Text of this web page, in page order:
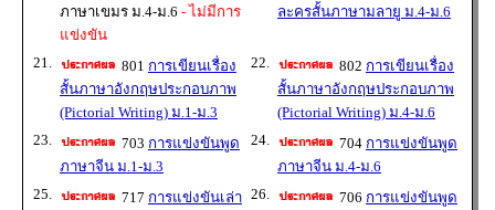
ภาษาเขมร ม.4-ม.6 - ไม่มีการ
แข่งขัน
ละครสั้นภาษามลายู ม.4-ม.6
21. 801 การเขียนเรื่อง
สั้นภาษาอังกฤษประกอบภาพ
(Pictorial Writing) ม.1-ม.3
22. 802 การเขียนเรื่อง
สั้นภาษาอังกฤษประกอบภาพ
(Pictorial Writing) ม.4-ม.6
23.
703 การแข่งขันพูด
ภาษาจีน ม.1-ม.3
24. 704 การแข่งขันพูด
ภาษาจีน ม.4-ม.6
25.
717 การแข่งขันเล่า 26. 706 การแข่งขันพูด